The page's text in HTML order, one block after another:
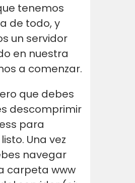
tenemos
de todo, y
un servidor
en nuestra
a comenzar.
que debes
descomprimir
para
Una vez
navegar
carpeta www